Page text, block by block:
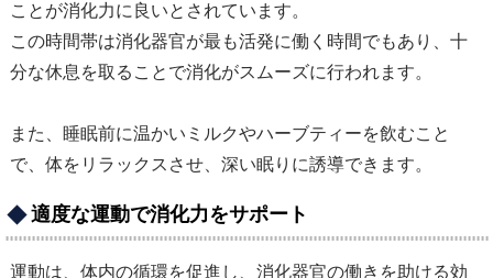
ことが消化力に良いとされています。
この時間帯は消化器官が最も活発に働く時間でもあり、十
分な休息を取ることで消化がスムーズに行われます。
また、睡眠前に温かいミルクやハーブティーを飲むこと
で、体をリラックスさせ、深い眠りに誘導できます。
適度な運動で消化力をサポート
運動は、体内の循環を促進し、消化器官の働きを助ける効